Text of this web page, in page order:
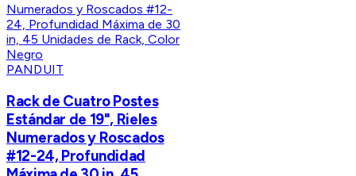
PANDUIT
Rack de Cuatro Postes
Estándar de 19", Rieles
Numerados y Roscados
#12-24, Profundidad